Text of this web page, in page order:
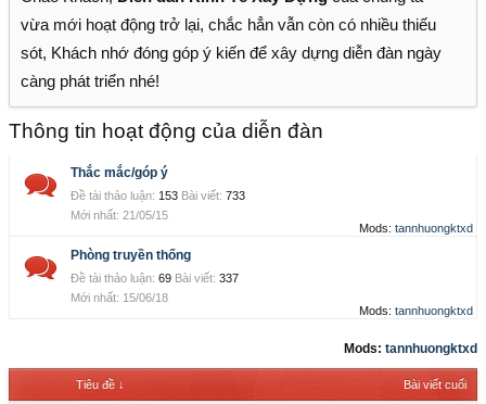
vừa mới hoạt động trở lại, chắc hẳn vẫn còn có nhiều thiếu
sót, Khách nhớ đóng góp ý kiến để xây dựng diễn đàn ngày
càng phát triển nhé!
Thông tin hoạt động của diễn đàn
Thắc mắc/góp ý
Đề tài thảo luận: 153 Bài viết: 733
Mods: tannhuongktxd
21/05/15
Phòng truyền thống
Đề tài thảo luận: 69 Bài viết: 337
Mods: tannhuongktxd
15/06/18
Mods: tannhuongktxd
Tiêu đề ↓ Bài viết cuối